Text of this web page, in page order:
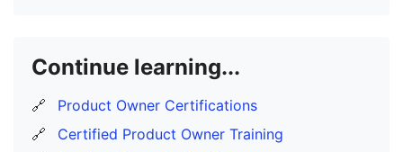
Continue learning...
🔗
Product Owner Certifications
🔗
Certified Product Owner Training